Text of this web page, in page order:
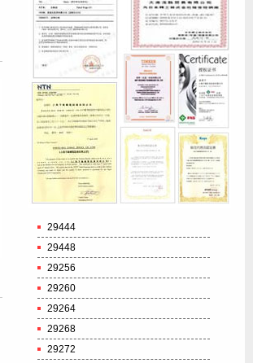
29444
29448
29256
29260
29264
29268
29272